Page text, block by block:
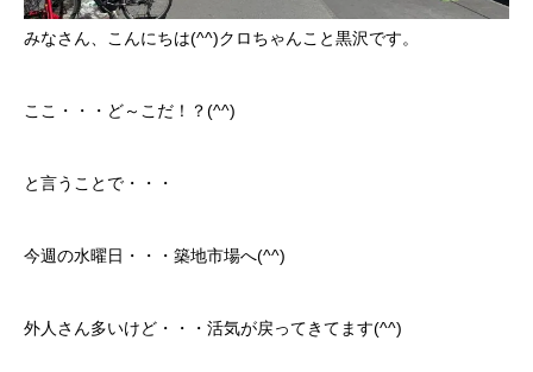
ボディコーティング・艶出し・磨き
ジャストオートのカーリース
カーリースとは？
みなさん、こんにちは(^^)クロちゃんこと黒沢です。
ここ・・・ど～こだ！？(^^)
と言うことで・・・
今週の水曜日・・・築地市場へ(^^)
外人さん多いけど・・・活気が戻ってきてます(^^)